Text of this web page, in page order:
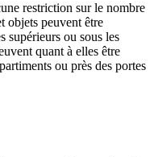
restriction sur le nombre
objets peuvent être
supérieurs ou sous les
quant à elles être
ou près des portes